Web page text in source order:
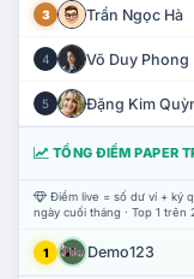
3 Trần Ngọc Hà
4 Võ Duy Phong
5 Đặng Kim
TỔNG ĐIỂM PAPER
Điểm live = số dư ví + ký
ngày cuối tháng · Top 1 trên
1 Demo123